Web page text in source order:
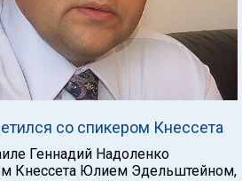
со спикером Кнессета
Геннадий Надоленко
Кнессета Юлием Эдельштейном,